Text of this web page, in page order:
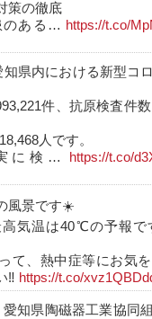
策の徹底
のある… https://t.co/
県内における新型コ
件、抗原検査件
人です。
に検…
https://t.co/
風景です☀️
気温は40℃の予報で
て、熱中症等にお気
‼️ https://t.co/
知県陶磁器工業協同